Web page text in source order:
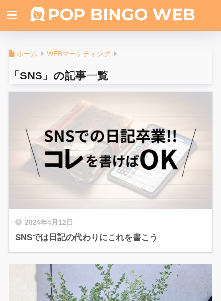
ホーム WEBマーケティング
「SNS」の記事一覧
2024年4月12日
SNSでは日記の代わりにこれを書こう